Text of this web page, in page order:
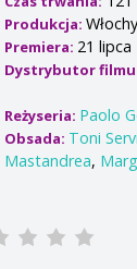
Produkcja:
Premiera: 21 lipca
Dystrybutor
Reżyseria: Paolo
Obsada: Toni
Mastandrea,